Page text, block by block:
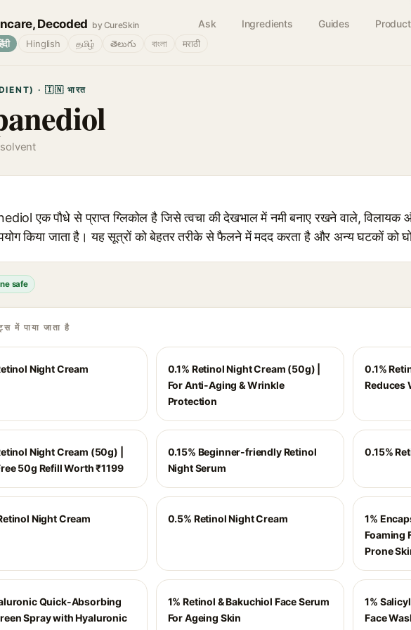
Decoded by CureSkin Ask Ingredients Guides
Hinglish தமிழ் తెలుగు বাংলা मराठी
· 🇮🇳 भारत
एक पौधे से प्राप्त ग्लिकोल है जिसे त्वचा की देखभाल में नमी बनाए रखने वाले,
किया जाता है। यह सूत्रों को बेहतर तरीके से फैलने में मदद करता है और अन्य घटकों को
safe
में पाया जाता है
Night Cream
0.1% Retinol Night Cream (50g) |
For Anti-Aging & Wrinkle
Protection
0.1%
Reduces
Night Cream (50g) |
50g Refill Worth ₹1199
0.15% Beginner-friendly Retinol
Night Serum
0.15%
Night Cream 0.5% Retinol Night Cream
1%
Foaming
Prone
Quick-Absorbing
Spray with Hyaluronic
1% Retinol & Bakuchiol Face Serum
For Ageing Skin
1%
Face